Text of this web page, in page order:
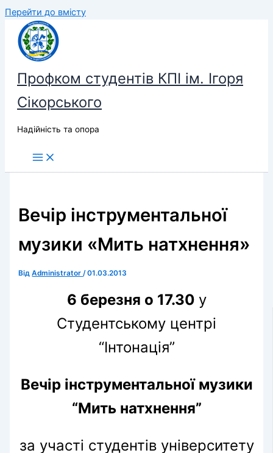
Перейти до вмісту
Профком студентів КПІ ім. Ігоря
Сікорського
Надійність та опора
Вечір інструментальної
музики «Мить натхнення»
ВідAdministrator/01.03.2013
6 березня о 17.30 у
Студентському центрі
“Інтонація”
Вечір інструментальної музики
“Мить натхнення”
за участі студентів університету